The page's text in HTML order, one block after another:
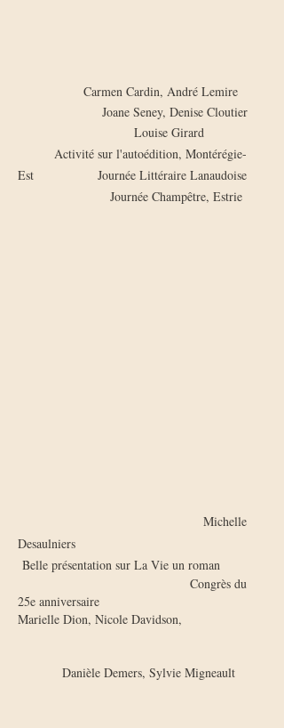
Carmen Cardin, André Lemire
Joane Seney, Denise Cloutier
Louise Girard
Activité sur l'autoédition, Montérégie-
Est Journée Littéraire Lanaudoise
Journée Champêtre, Estrie
Michelle
Desaulniers
Belle présentation sur La Vie un roman
Congrès du
25e anniversaire​
Marielle Dion, Nicole Davidson,
Danièle Demers, Sylvie Migneault